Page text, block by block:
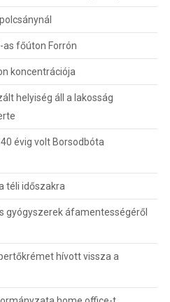
as főúton Forrón
koncentrációja
helyiség áll a lakosság
évig volt Borsodbóta
téli időszakra
gyógyszerek áfamentességéről
hívott vissza a